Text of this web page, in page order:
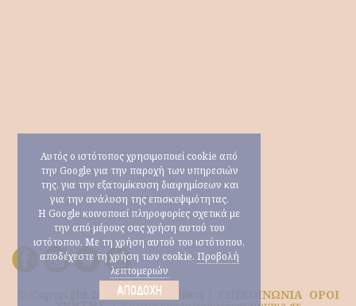
© Copyright 2026 Μαρία Ηλιάκη | ΕΠΙΚΟΙΝΩΝΙΑ ΟΡΟΙ
Αυτός ο ιστότοπος χρησιμοποιεί cookie από
την Google για την παροχή των υπηρεσιών
της, για την εξατομίκευση διαφημίσεων και
για την ανάλυση της επισκεψιμότητας.
Η Google κοινοποιεί πληροφορίες σχετικά με
την από μέρους σας χρήση αυτού του
ιστότοπου. Με τη χρήση αυτού του ιστότοπου,
αποδέχεστε τη χρήση των cookie. Προβολή
λεπτομεριών
ΑΠΟΔΟΧΉ